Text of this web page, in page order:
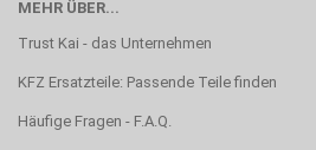
MEHR ÜBER...
Trust Kai - das Unternehmen
KFZ Ersatzteile: Passende Teile finden
Häufige Fragen - F.A.Q.